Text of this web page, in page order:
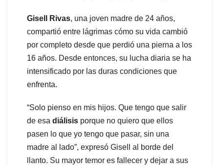
Gisell Rivas, una joven madre de 24 años,
compartió entre lágrimas cómo su vida cambió
por completo desde que perdió una pierna a los
16 años. Desde entonces, su lucha diaria se ha
intensificado por las duras condiciones que
enfrenta.
“Solo pienso en mis hijos. Que tengo que salir
de esa diálisis porque no quiero que ellos
pasen lo que yo tengo que pasar, sin una
madre al lado”, expresó Gisell al borde del
llanto. Su mayor temor es fallecer y dejar a sus